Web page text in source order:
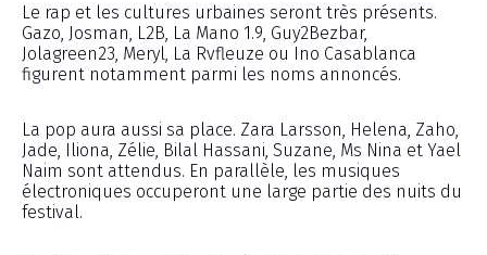
Le rap et les cultures urbaines seront très présents.
Gazo, Josman, L2B, La Mano 1.9, Guy2Bezbar,
Jolagreen23, Meryl, La Rvfleuze ou Ino Casablanca
figurent notamment parmi les noms annoncés.
La pop aura aussi sa place. Zara Larsson, Helena, Zaho,
Jade, Iliona, Zélie, Bilal Hassani, Suzane, Ms Nina et Yael
Naim sont attendus. En parallèle, les musiques
électroniques occuperont une large partie des nuits du
festival.